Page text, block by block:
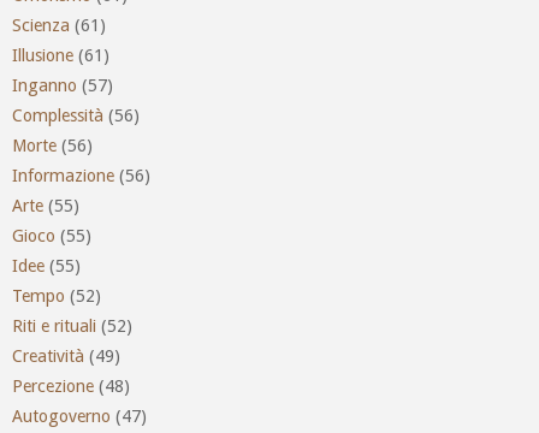
Scienza (61)
Illusione (61)
Inganno (57)
Complessità (56)
Morte (56)
Informazione (56)
Arte (55)
Gioco (55)
Idee (55)
Tempo (52)
Riti e rituali (52)
Creatività (49)
Percezione (48)
Autogoverno (47)